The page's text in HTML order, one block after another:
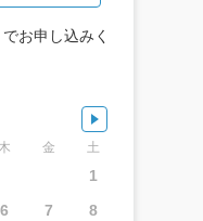
お申し込みく
金 土
1
6 7
8